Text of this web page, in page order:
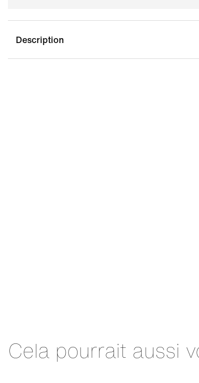
Description
Cela pourrait aussi